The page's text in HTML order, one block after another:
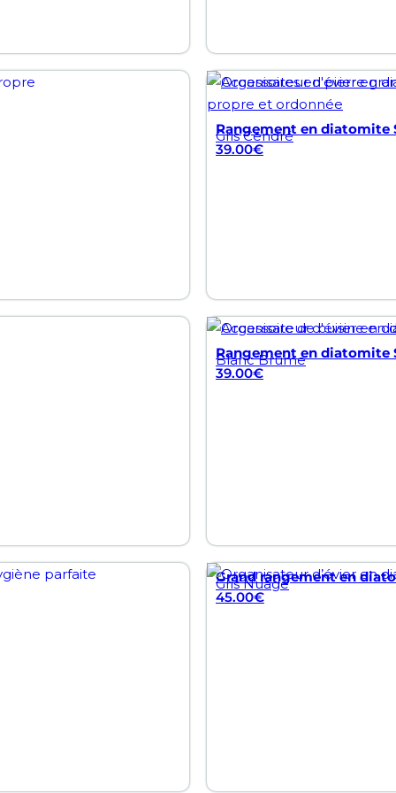
Rangement en diatomite
Gris Cendré
39.00€
Rangement en diatomite
Blanc Brume
39.00€
Grand rangement en
Gris Nuage
45.00€